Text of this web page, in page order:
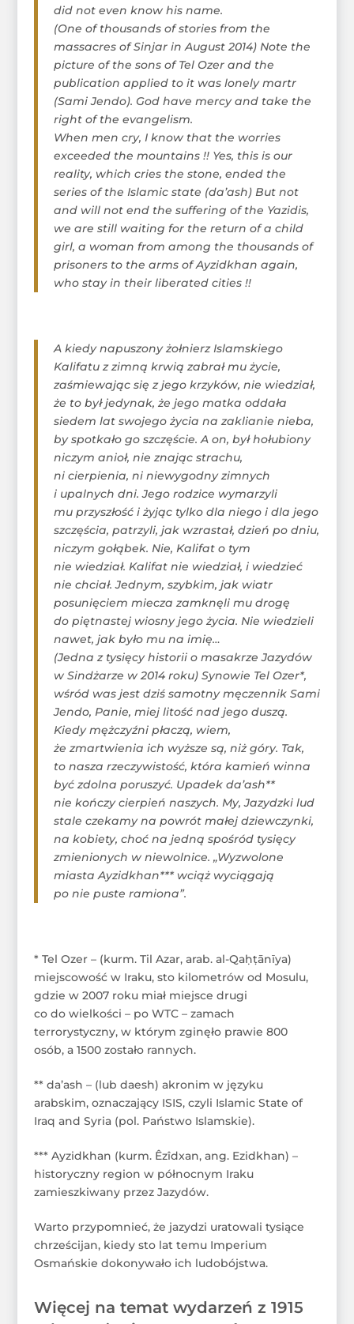
did not even know his name.
(One of thousands of stories from the
massacres of Sinjar in August 2014) Note the
picture of the sons of Tel Ozer and the
publication applied to it was lonely martr
(Sami Jendo). God have mercy and take the
right of the evangelism.
When men cry, I know that the worries
exceeded the mountains !! Yes, this is our
reality, which cries the stone, ended the
series of the Islamic state (da’ash) But not
and will not end the suffering of the Yazidis,
we are still waiting for the return of a child
girl, a woman from among the thousands of
prisoners to the arms of Ayzidkhan again,
who stay in their liberated cities !!
A kiedy napuszony żołnierz Islamskiego
Kalifatu z zimną krwią zabrał mu życie,
zaśmiewając się z jego krzyków, nie wiedział,
że to był jedynak, że jego matka oddała
siedem lat swojego życia na zaklianie nieba,
by spotkało go szczęście. A on, był hołubiony
niczym anioł, nie znając strachu,
ni cierpienia, ni niewygodny zimnych
i upalnych dni. Jego rodzice wymarzyli
mu przyszłość i żyjąc tylko dla niego i dla jego
szczęścia, patrzyli, jak wzrastał, dzień po dniu,
niczym gołąbek. Nie, Kalifat o tym
nie wiedział. Kalifat nie wiedział, i wiedzieć
nie chciał. Jednym, szybkim, jak wiatr
posunięciem miecza zamknęli mu drogę
do piętnastej wiosny jego życia. Nie wiedzieli
nawet, jak było mu na imię…
(Jedna z tysięcy historii o masakrze Jazydów
w Sindżarze w 2014 roku) Synowie Tel Ozer*,
wśród was jest dziś samotny męczennik Sami
Jendo, Panie, miej litość nad jego duszą.
Kiedy mężczyźni płaczą, wiem,
że zmartwienia ich wyższe są, niż góry. Tak,
to nasza rzeczywistość, która kamień winna
być zdolna poruszyć. Upadek da’ash**
nie kończy cierpień naszych. My, Jazydzki lud
stale czekamy na powrót małej dziewczynki,
na kobiety, choć na jedną spośród tysięcy
zmienionych w niewolnice. „Wyzwolone
miasta Ayzidkhan*** wciąż wyciągają
po nie puste ramiona”.
* Tel Ozer – (kurm. Til Azar, arab. al-Qaḥṭānīya)
miejscowość w Iraku, sto kilometrów od Mosulu,
gdzie w 2007 roku miał miejsce drugi
co do wielkości – po WTC – zamach
terrorystyczny, w którym zginęło prawie 800
osób, a 1500 zostało rannych.
** da’ash – (lub daesh) akronim w języku
arabskim, oznaczający ISIS, czyli Islamic State of
Iraq and Syria (pol. Państwo Islamskie).
*** Ayzidkhan (kurm. Êzîdxan, ang. Ezidkhan) –
historyczny region w północnym Iraku
zamieszkiwany przez Jazydów.
Warto przypomnieć, że jazydzi uratowali tysiące
chrześcijan, kiedy sto lat temu Imperium
Osmańskie dokonywało ich ludobójstwa.
Więcej na temat wydarzeń z 1915